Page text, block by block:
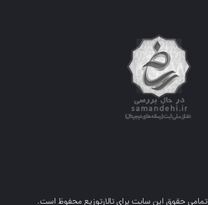
تمامی حقوق این سایت برای تالارتوزیع محفوظ است.